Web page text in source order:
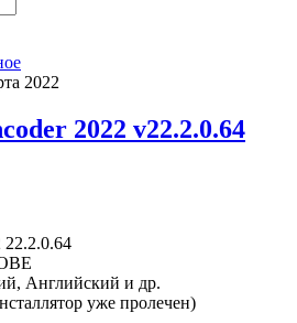
2022
2022 v22.2.0.64
Английский и др.
уже пролечен)